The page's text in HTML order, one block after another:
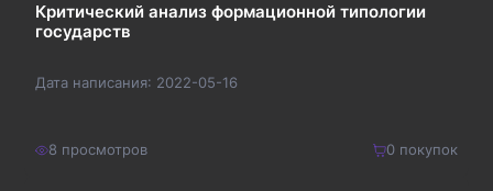
Критический анализ формационной типологии
государств
Дата написания: 2022-05-16
8 просмотров 0покупок